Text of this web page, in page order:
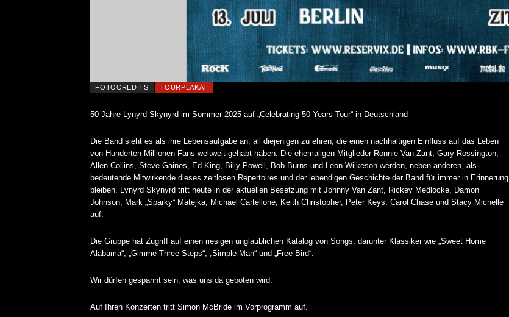
FOTOCREDITS TOURPLAKAT
50 Jahre Lynyrd Skynyrd im Sommer 2025 auf „Celebrating 50 Years Tour“ in Deutschland
Die Band sieht es als ihre Lebensaufgabe an, all diejenigen zu ehren, die einen nachhaltigen Einfluss auf das
Leben
von Hunderten Millionen Fans weltweit gehabt haben. Die ehemaligen Mitglieder Ronnie Van Zant, Gary Rossington,
Allen Collins, Steve Gaines, Ed King, Billy Powell, Bob Burns und Leon Wilkeson werden, neben anderen, als
bedeutende Mitwirkende dieses zeitlosen Repertoires und der lebendigen Geschichte der Band für immer in Erinnerung
bleiben
Lynyrd Skynyrd tritt heute in der aktuellen Besetzung mit Johnny Van Zant, Rickey Medlocke,
Damon
Johnson,
Mark „Sparky“ Matejka, Michael Cartellone, Keith Christopher, Peter Keys, Carol Chase und Stacy Michelle
auf.
Die Gruppe hat Zugriff auf einen riesigen unglaublichen Katalog von Songs darunter Klassiker wie „Sweet Home
Alabama“,
„Gimme Three Steps“, „Simple Man“ und „Free Bird“.
Wir dürfen gespannt sein, was uns da geboten wird.
Auf Ihren Konzerten tritt Simon McBride im Vorprogramm auf.